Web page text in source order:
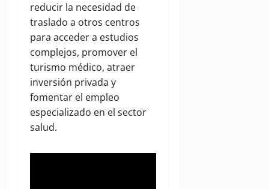
reducir la necesidad de
traslado a otros centros
para acceder a estudios
complejos, promover el
turismo médico, atraer
inversión privada y
fomentar el empleo
especializado en el sector
salud.